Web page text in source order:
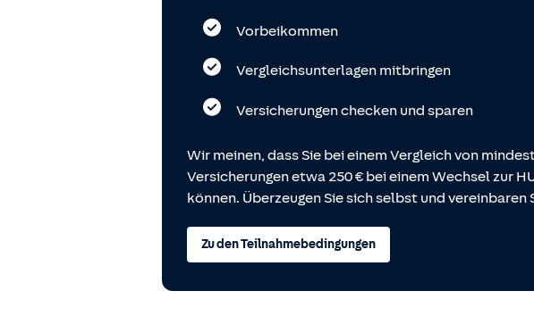
Vorbeikommen
Vergleichsunterlagen mitbringen
Versicherungen checken und sparen
Wir meinen, dass Sie bei einem Vergleich von
Versicherungen etwa 250 € bei einem Wechsel zur
können. Überzeugen Sie sich selbst und vereinbaren
Zu den Teilnahmebedingungen